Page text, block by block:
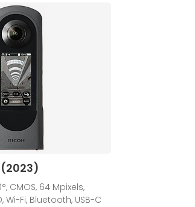
CMOS, 64 Mpixels,
Wi-Fi, Bluetooth, USB-C